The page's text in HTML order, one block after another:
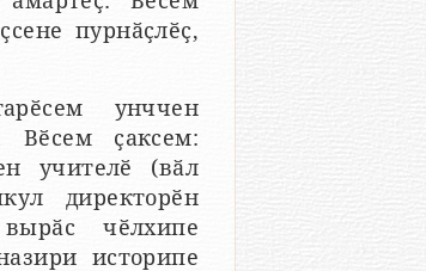
пурнӑҫлӗҫ,
унччен
Вӗсем ҫаксем:
учителӗ (вӑл
директорӗн
чӗлхипе
историпе